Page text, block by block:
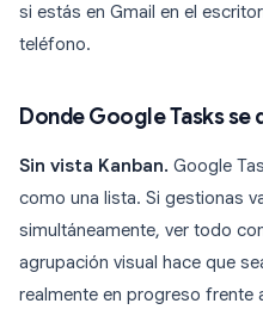
si estás en Gmail en el
teléfono.
Donde Google Tasks
Sin vista Kanban. Google
como una lista. Si gestionas
simultáneamente, ver todo
agrupación visual hace que
realmente en progreso frente